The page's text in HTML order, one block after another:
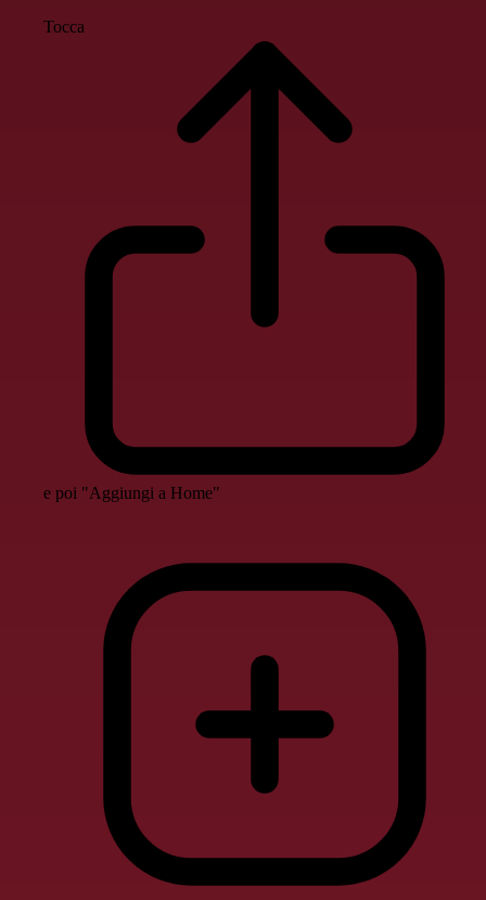
Tocca
e poi "Aggiungi a Home"